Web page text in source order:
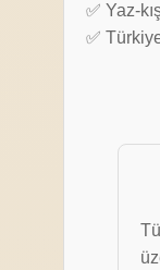
✅ Yaz-
✅